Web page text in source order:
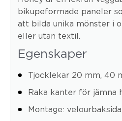
bikupeformade paneler
att bilda unika mönster i
eller utan textil.
Egenskaper
Tjocklekar 20 mm, 40
Raka kanter för jämna
Montage: